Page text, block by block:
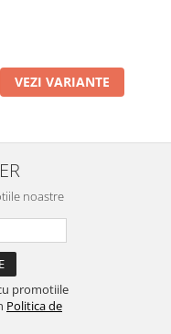
VEZI VARIANTE
noastre
promotiile
Politica de